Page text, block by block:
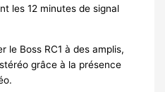
les 12 minutes de signal
le Boss RC1 à des amplis,
grâce à la présence